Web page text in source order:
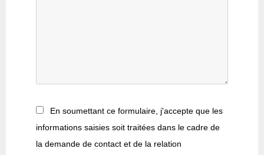
En soumettant ce formulaire, j'accepte que les
informations saisies soit traitées dans le cadre de
la demande de contact et de la relation